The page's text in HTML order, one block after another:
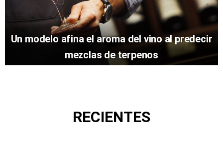
Un modelo afina el aroma del vino al predecir
mezclas de terpenos
RECIENTES